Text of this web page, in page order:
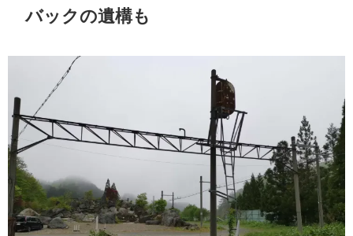
バックの遺構も